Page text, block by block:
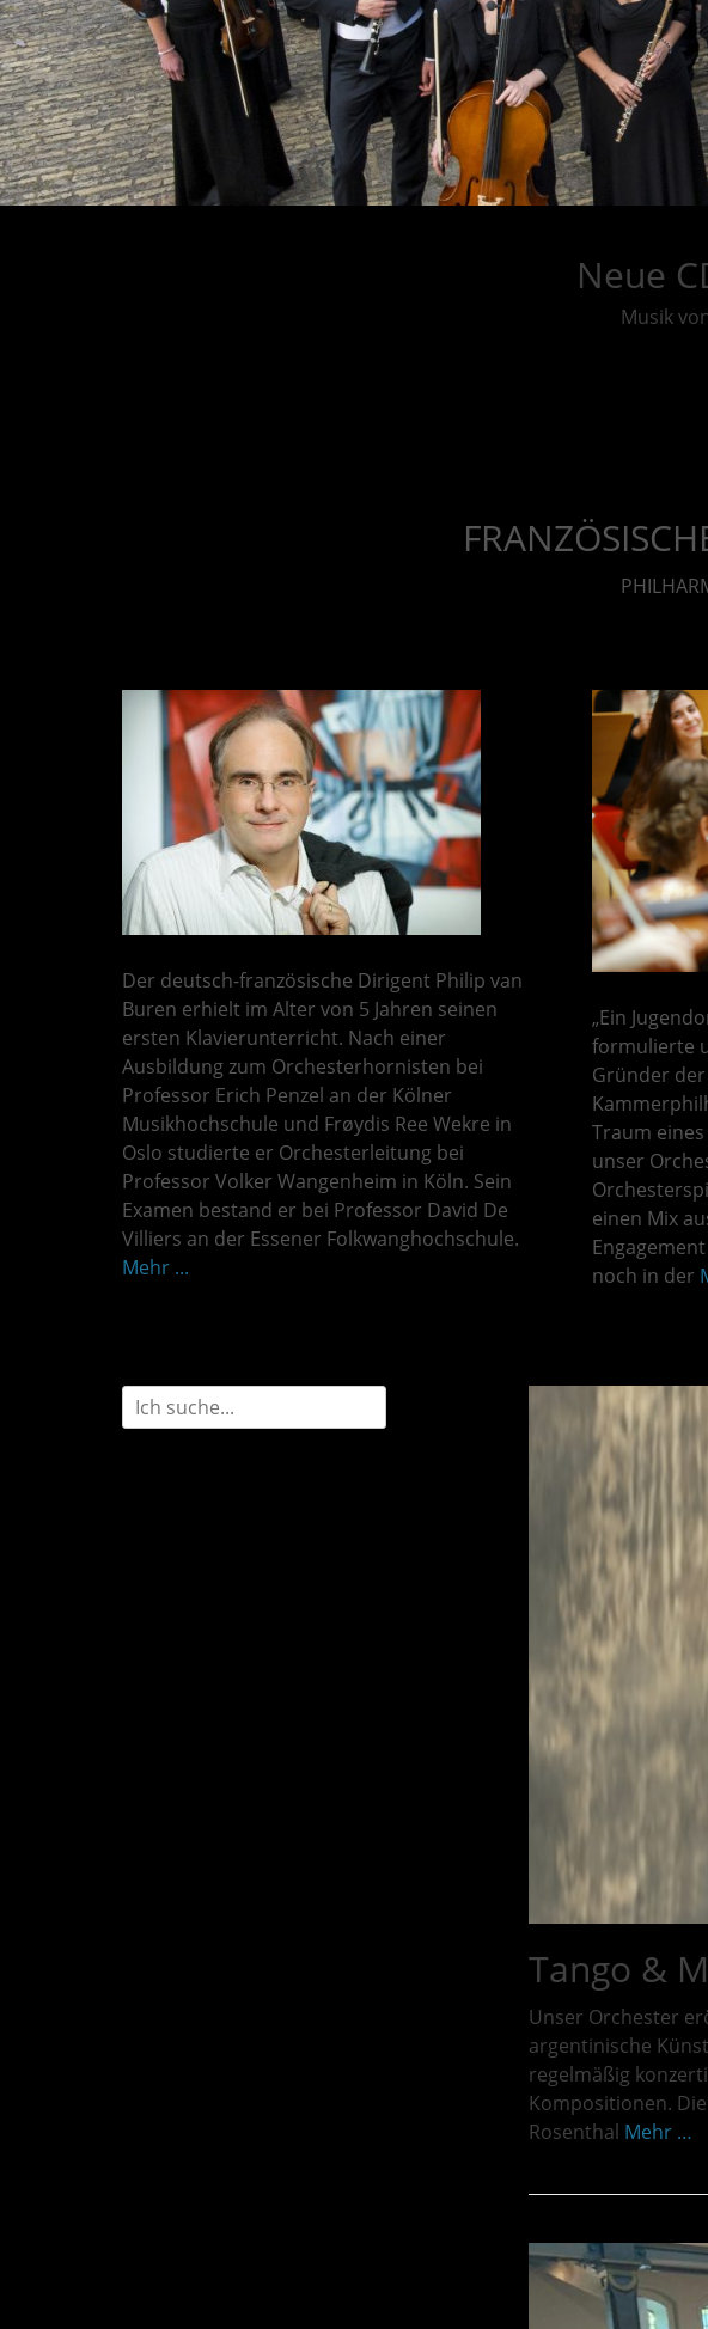
Neue
Musik
Der deutsch-französische Dirigent Philip van
Buren erhielt im Alter von 5 Jahren seinen
ersten Klavierunterricht. Nach einer
Ausbildung zum Orchesterhornisten bei
Professor Erich Penzel an der Kölner
Musikhochschule und Frøydis Ree Wekre in
Oslo studierte er Orchesterleitung bei
Professor Volker Wangenheim in Köln. Sein
Examen bestand er bei Professor David De
Villiers an der Essener Folkwanghochschule.
Mehr ...
„Ein
formulierte
Gründer
Traum
unser
einen Mix
noch in der
Tango &
Unser Orchester
argentinische
regelmäßig
Kompositionen.
Rosenthal Mehr …
Suchen
nach: